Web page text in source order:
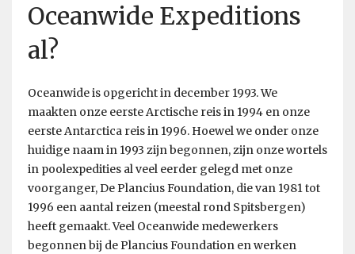
Oceanwide Expeditions
al?
Oceanwide is opgericht in december 1993. We
maakten onze eerste Arctische reis in 1994 en onze
eerste Antarctica reis in 1996. Hoewel we onder onze
huidige naam in 1993 zijn begonnen, zijn onze wortels
in poolexpedities al veel eerder gelegd met onze
voorganger, De Plancius Foundation, die van 1981 tot
1996 een aantal reizen (meestal rond Spitsbergen)
heeft gemaakt. Veel Oceanwide medewerkers
begonnen bij de Plancius Foundation en werken